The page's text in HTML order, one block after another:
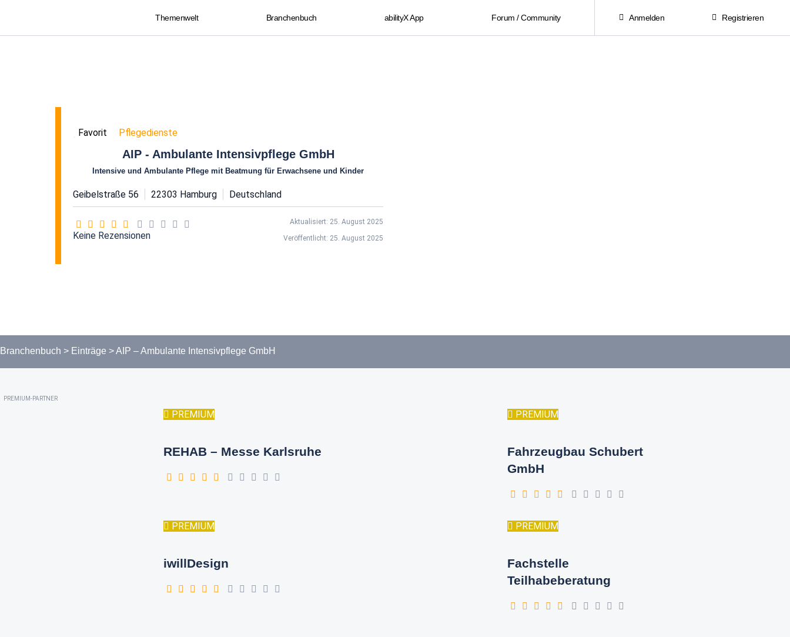
Themenwelt Branchenbuch abilityX App Forum / Community Anmelden Registrieren
Favorit Pflegedienste
AIP - Ambulante Intensivpflege GmbH
Intensive und Ambulante Pflege mit Beatmung für Erwachsene und Kinder
Geibelstraße 56 22303 Hamburg Deutschland
Keine Rezensionen
Aktualisiert: 25. August 2025
Veröffentlicht: 25. August 2025
Branchenbuch > Einträge >AIP – Ambulante Intensivpflege GmbH
PREMIUM-PARTNER
PREMIUM
REHAB – Messe Karlsruhe
PREMIUM
Fahrzeugbau Schubert
GmbH
PREMIUM
iwillDesign
PREMIUM
Fachstelle
Teilhabeberatung